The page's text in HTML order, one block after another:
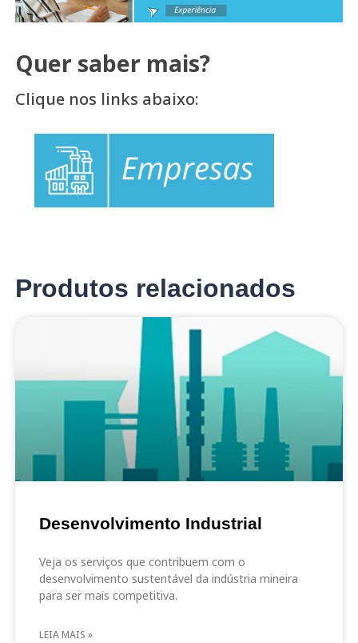
Quer saber mais?
Clique nos links abaixo:
Produtos relacionados
Desenvolvimento Industrial
Veja os serviços que contribuem com o
desenvolvimento sustentável da indústria mineira
para ser mais competitiva.
LEIA MAIS »